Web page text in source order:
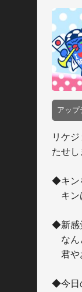
アップ
リケ
たせし
◆キン
キン
◆新感
なん
君や
◆今日